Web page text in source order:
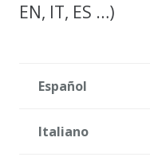
EN, IT, ES …)
Español
Italiano